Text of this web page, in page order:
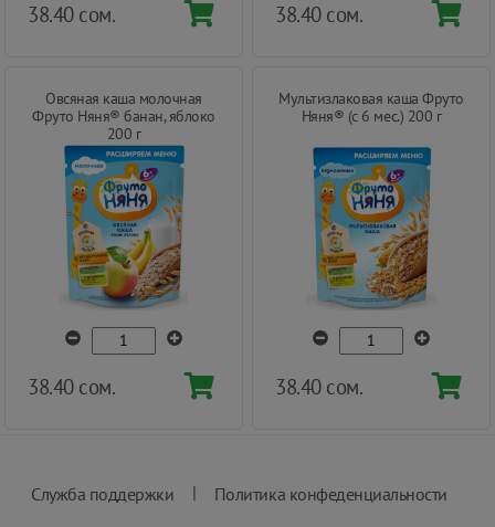
38.40 сом. 38.40 сом.
Овсяная каша молочная
Фруто Няня® банан, яблоко
200 г
38.40 сом.
Мультизлаковая каша Фруто
Няня® (с 6 мес.) 200 г
38.40 сом.
Служба поддержки | Политика конфеденциальности